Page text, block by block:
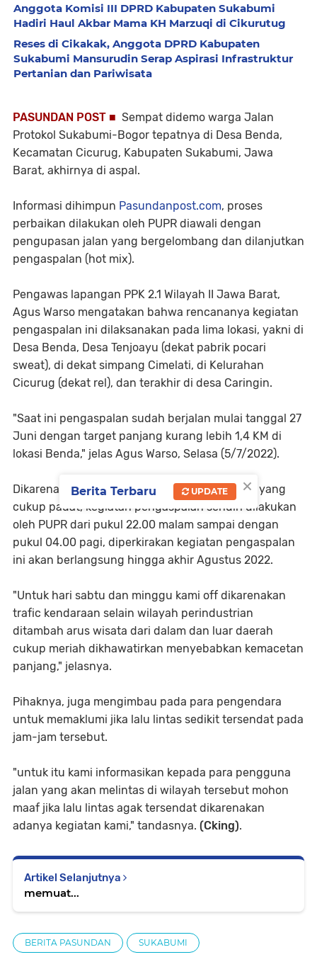
Anggota Komisi III DPRD Kabupaten Sukabumi
Hadiri Haul Akbar Mama KH Marzuqi di Cikurutug
Reses di Cikakak, Anggota DPRD Kabupaten
Sukabumi Mansurudin Serap Aspirasi Infrastruktur
Pertanian dan Pariwisata
PASUNDAN POST ■ Sempat didemo warga Jalan
Protokol Sukabumi-Bogor tepatnya di Desa Benda,
Kecamatan Cicurug, Kabupaten Sukabumi, Jawa
Barat, akhirnya di aspal.
Informasi dihimpun Pasundanpost.com, proses
perbaikan dilakukan oleh PUPR diawali dengan
pengupasan jalan yang bergelombang dan dilanjutkan
pengaspalan (hot mix).
Pengawas lapangan PPK 2.1 Wilayah II Jawa Barat,
Agus Warso mengatakan bahwa rencananya kegiatan
pengaspalan ini dilaksanakan pada lima lokasi, yakni di
Desa Benda, Desa Tenjoayu (dekat pabrik pocari
sweat), di dekat simpang Cimelati, di Kelurahan
Cicurug (dekat rel), dan terakhir di desa Caringin.
"Saat ini pengaspalan sudah berjalan mulai tanggal 27
Juni dengan target panjang kurang lebih 1,4 KM di
lokasi Benda," jelas Agus Warso, Selasa (5/7/2022).
Dikarenakan kondisi lalu lintas di sekitar lokasi yang
cukup padat, kegiatan pengaspalan sendiri dilakukan
oleh PUPR dari pukul 22.00 malam sampai dengan
pukul 04.00 pagi, diperkirakan kegiatan pengaspalan
ini akan berlangsung hingga akhir Agustus 2022.
"Untuk hari sabtu dan minggu kami off dikarenakan
trafic kendaraan selain wilayah perindustrian
ditambah arus wisata dari dalam dan luar daerah
cukup meriah dikhawatirkan menyebabkan kemacetan
panjang," jelasnya.
Pihaknya, juga mengimbau pada para pengendara
untuk memaklumi jika lalu lintas sedikit tersendat pada
jam-jam tersebut.
"untuk itu kami informasikan kepada para pengguna
jalan yang akan melintas di wilayah tersebut mohon
maaf jika lalu lintas agak tersendat dikarenakan
adanya kegiatan kami," tandasnya. (Cking).
Artikel Selanjutnya
memuat...
BERITA PASUNDAN SUKABUMI
×
Berita Terbaru UPDATE